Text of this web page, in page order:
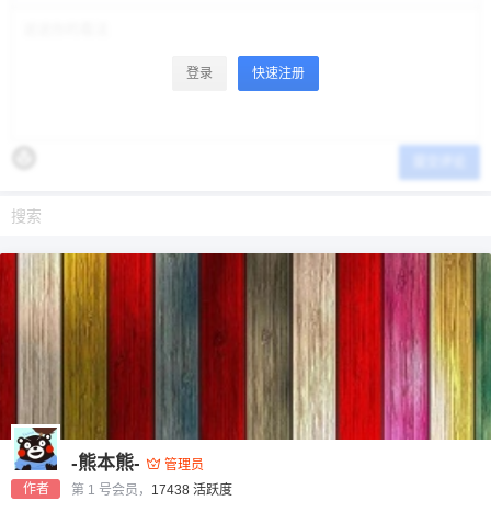
登录 快速注册
作者
-熊本熊-
管理员
第 1 号会员， 17438 活跃度